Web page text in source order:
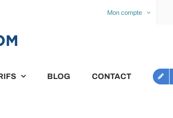
Mon compte
BLOG CONTACT